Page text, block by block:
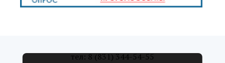
тел: 8 (831) 344-54-55